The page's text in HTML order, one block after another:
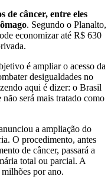
de câncer, entre eles
. Segundo o Planalto,
economizar até R$ 630
é ampliar o acesso da
desigualdades no
aqui é dizer: o Brasil
será mais tratado como
a ampliação do
O procedimento, antes
de câncer, passará a
total ou parcial. A
por ano.